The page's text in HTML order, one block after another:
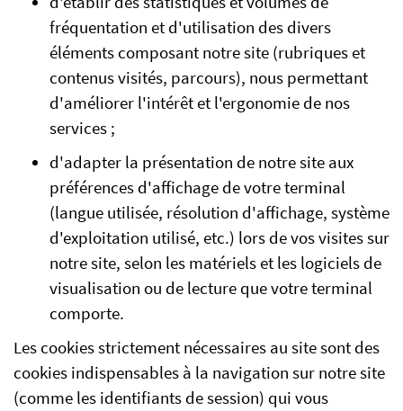
fréquentation et d'utilisation des divers
éléments composant notre site (rubriques et
contenus visités, parcours), nous permettant
d'améliorer l'intérêt et l'ergonomie de nos
services ;
d'adapter la présentation de notre site aux
préférences d'affichage de votre terminal
(langue utilisée, résolution d'affichage, système
d'exploitation utilisé, etc.) lors de vos visites sur
notre site, selon les matériels et les logiciels de
visualisation ou de lecture que votre terminal
comporte.
Les cookies strictement nécessaires au site sont des
cookies indispensables à la navigation sur notre site
(comme les identifiants de session) qui vous